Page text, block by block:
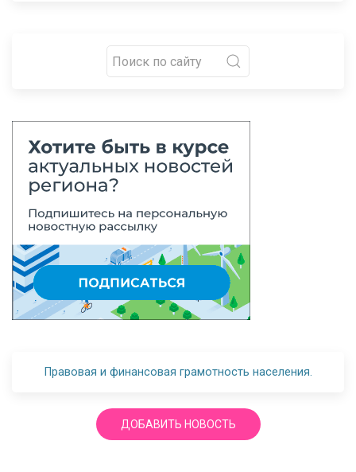
Правовая и финансовая грамотность населения.
ДОБАВИТЬ НОВОСТЬ